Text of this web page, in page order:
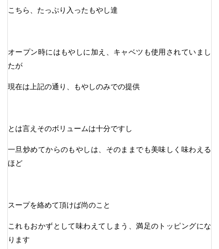
こちら、たっぷり入ったもやし達
オープン時にはもやしに加え、キャベツも使用されていまし
たが
現在は上記の通り、もやしのみでの提供
とは言えそのボリュームは十分ですし
一旦炒めてからのもやしは、そのままでも美味しく味わえる
ほど
スープを絡めて頂けば尚のこと
これもおかずとして味わえてしまう、満足のトッピングにな
ります